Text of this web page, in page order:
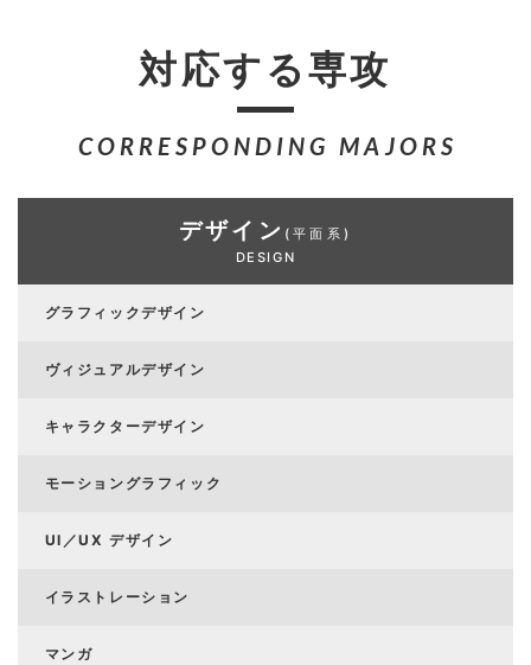
対応する専攻
CORRESPONDING MAJORS
デザイン (平面系)
DESIGN
グラフィックデザイン
ヴィジュアルデザイン
キャラクターデザイン
モーショングラフィック
UI／UX デザイン
イラストレーション
マンガ